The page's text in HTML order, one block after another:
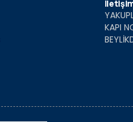
KAPI